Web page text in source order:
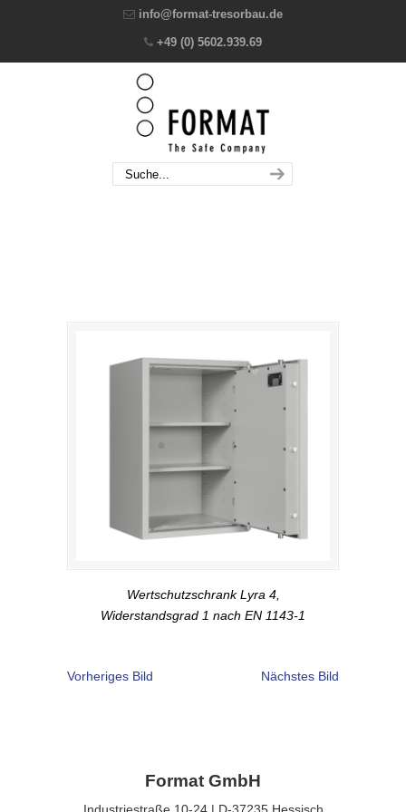
info@format-tresorbau.de
+49 (0) 5602.939.69
Wertschutzschrank Lyra 4,
Widerstandsgrad 1 nach EN 1143-1
Vorheriges Bild Nächstes Bild
Format GmbH